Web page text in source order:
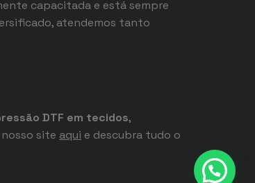
capacitada e está sempre
atendemos tanto
DTF em tecidos,
nosso site aqui e descubra tudo o